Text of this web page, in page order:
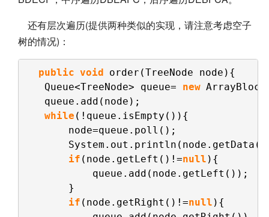
还有层次遍历(提供两种类似的实现，请注意考虑空子
树的情况)：
public void
order(TreeNode node){
Queue<TreeNode> queue= new
queue.add(node);
while (!queue.isEmpty()){
node=queue.poll();
if (node.getLeft()!=null ){
queue.add(node.getLeft());
}
if (node.getRight()!=null ){